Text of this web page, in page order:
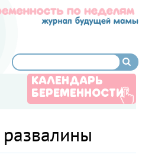
КАЛЕНДАРЬ
БЕРЕМЕННОСТИ